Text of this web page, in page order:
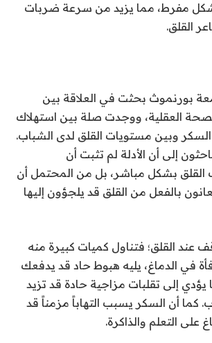
مفرط، مما يزيد من سرعة ضربات
القلق.
بورنموث بحثت في العلاقة بين
العقلية، ووجدت صلة بين استهلاك
وبين مستويات القلق لدى الشباب.
إلى أن الأدلة لم تثبت أن
بشكل مباشر، بل من المحتمل أن
بالفعل من القلق قد يلجؤون إليها
عند القلق؛ فتناول كميات كبيرة منه
في الدماغ، يليه هبوط حاد قد يدفعك
يؤدي إلى تقلبات مزاجية حادة قد تزيد
كما أن السكر يسبب التهاباً مزمناً قد
التعلم والذاكرة.